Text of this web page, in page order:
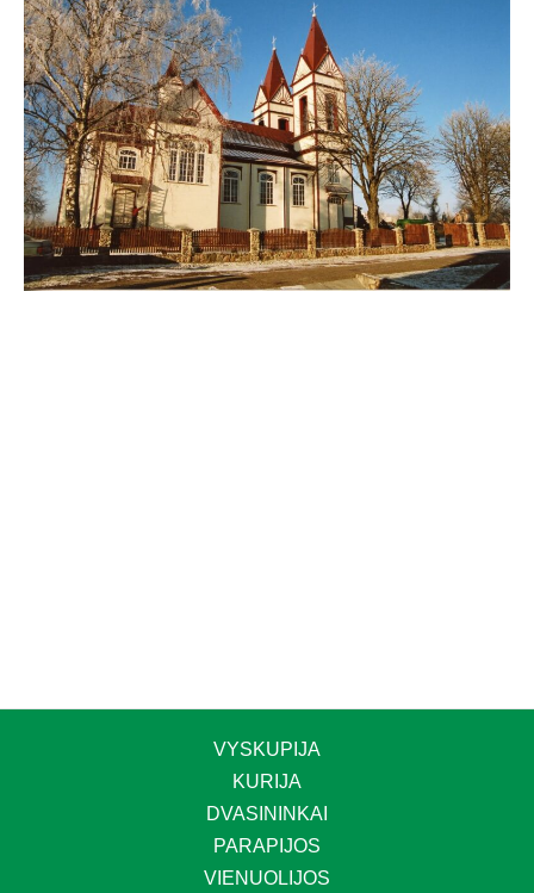
VYSKUPIJA
KURIJA
DVASININKAI
PARAPIJOS
VIENUOLIJOS